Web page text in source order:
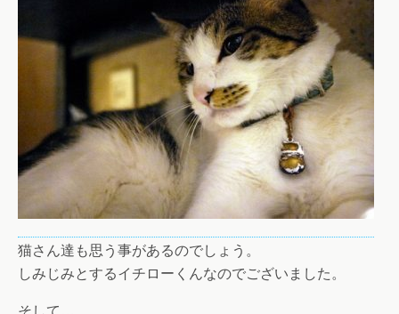
猫さん達も思う事があるのでしょう。
しみじみとするイチローくんなのでございました。